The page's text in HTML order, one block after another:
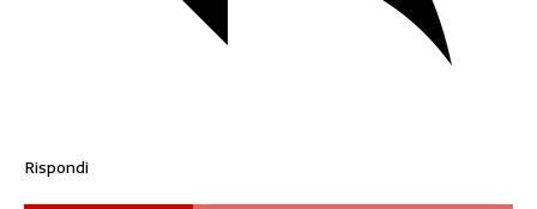
Rispondi